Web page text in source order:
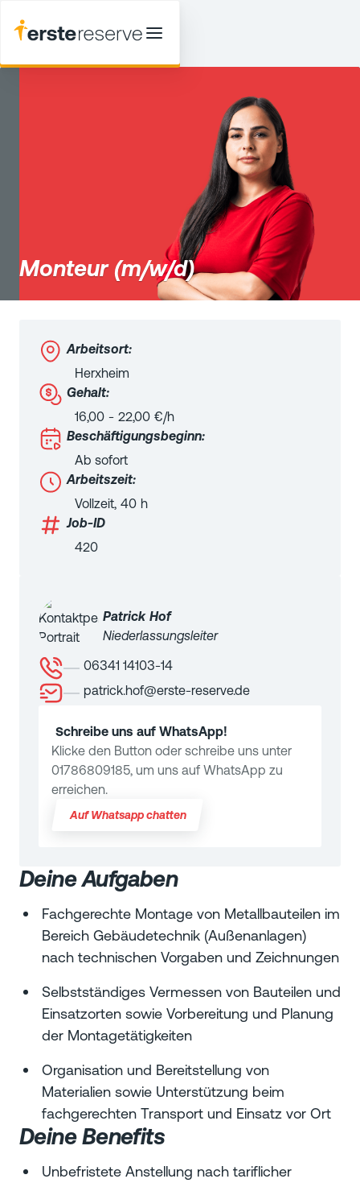
Monteur (m/w/d)
Arbeitsort:
Herxheim
Gehalt:
16,00 - 22,00 €/h
Beschäftigungsbeginn:
Ab sofort
Arbeitszeit:
Vollzeit, 40 h
Job-ID
420
Patrick Hof
Niederlassungsleiter
06341 14103-14
patrick.hof@erste-reserve.de
Schreibe uns auf WhatsApp!
Klicke den Button oder schreibe uns unter
01786809185, um uns auf WhatsApp zu
erreichen.
Auf Whatsapp chatten
Deine Aufgaben
Fachgerechte Montage von Metallbauteilen im
Bereich Gebäudetechnik (Außenanlagen)
nach technischen Vorgaben und Zeichnungen
Selbstständiges Vermessen von Bauteilen und
Einsatzorten sowie Vorbereitung und Planung
der Montagetätigkeiten
Organisation und Bereitstellung von
Materialien sowie Unterstützung beim
fachgerechten Transport und Einsatz vor Ort
Deine Benefits
Unbefristete Anstellung nach tariflicher